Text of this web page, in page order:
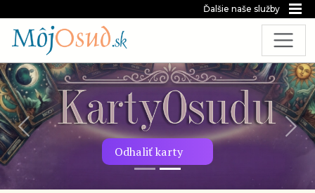
Ďalšie naše služby
Odhaliť karty
Predchádzajúca snímka